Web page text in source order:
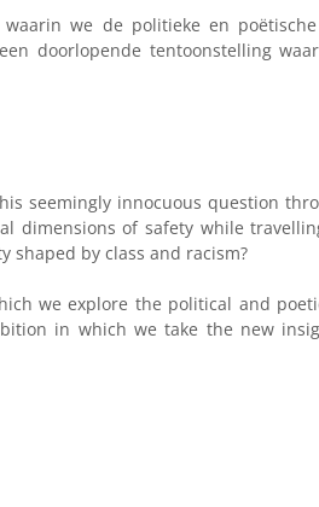
we de politieke en
doorlopende tentoonstelling
seemingly innocuous question
dimensions of safety while
shaped by class and racism?
we explore the political and
in which we take the new